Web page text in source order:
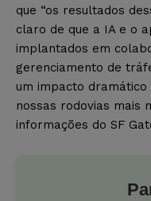
que “os resultados
claro de que a IA e o
implantados em
gerenciamento de
um impacto
nossas rodovias mais
informações do SF